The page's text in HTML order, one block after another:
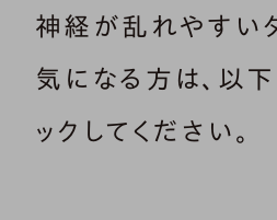
神経が乱れやすい
気になる方は、以
ックしてください。